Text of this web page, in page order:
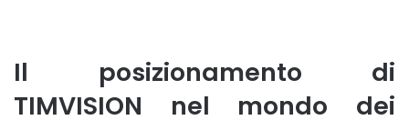
Il posizionamento di
TIMVISION nel mondo dei